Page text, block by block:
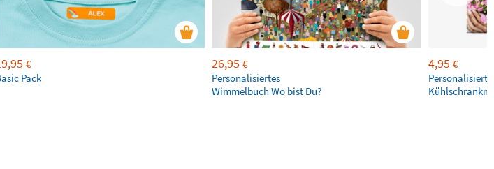
€
Pack
26,95 €
Personalisiertes
Wimmelbuch Wo bist Du?
4,95 €